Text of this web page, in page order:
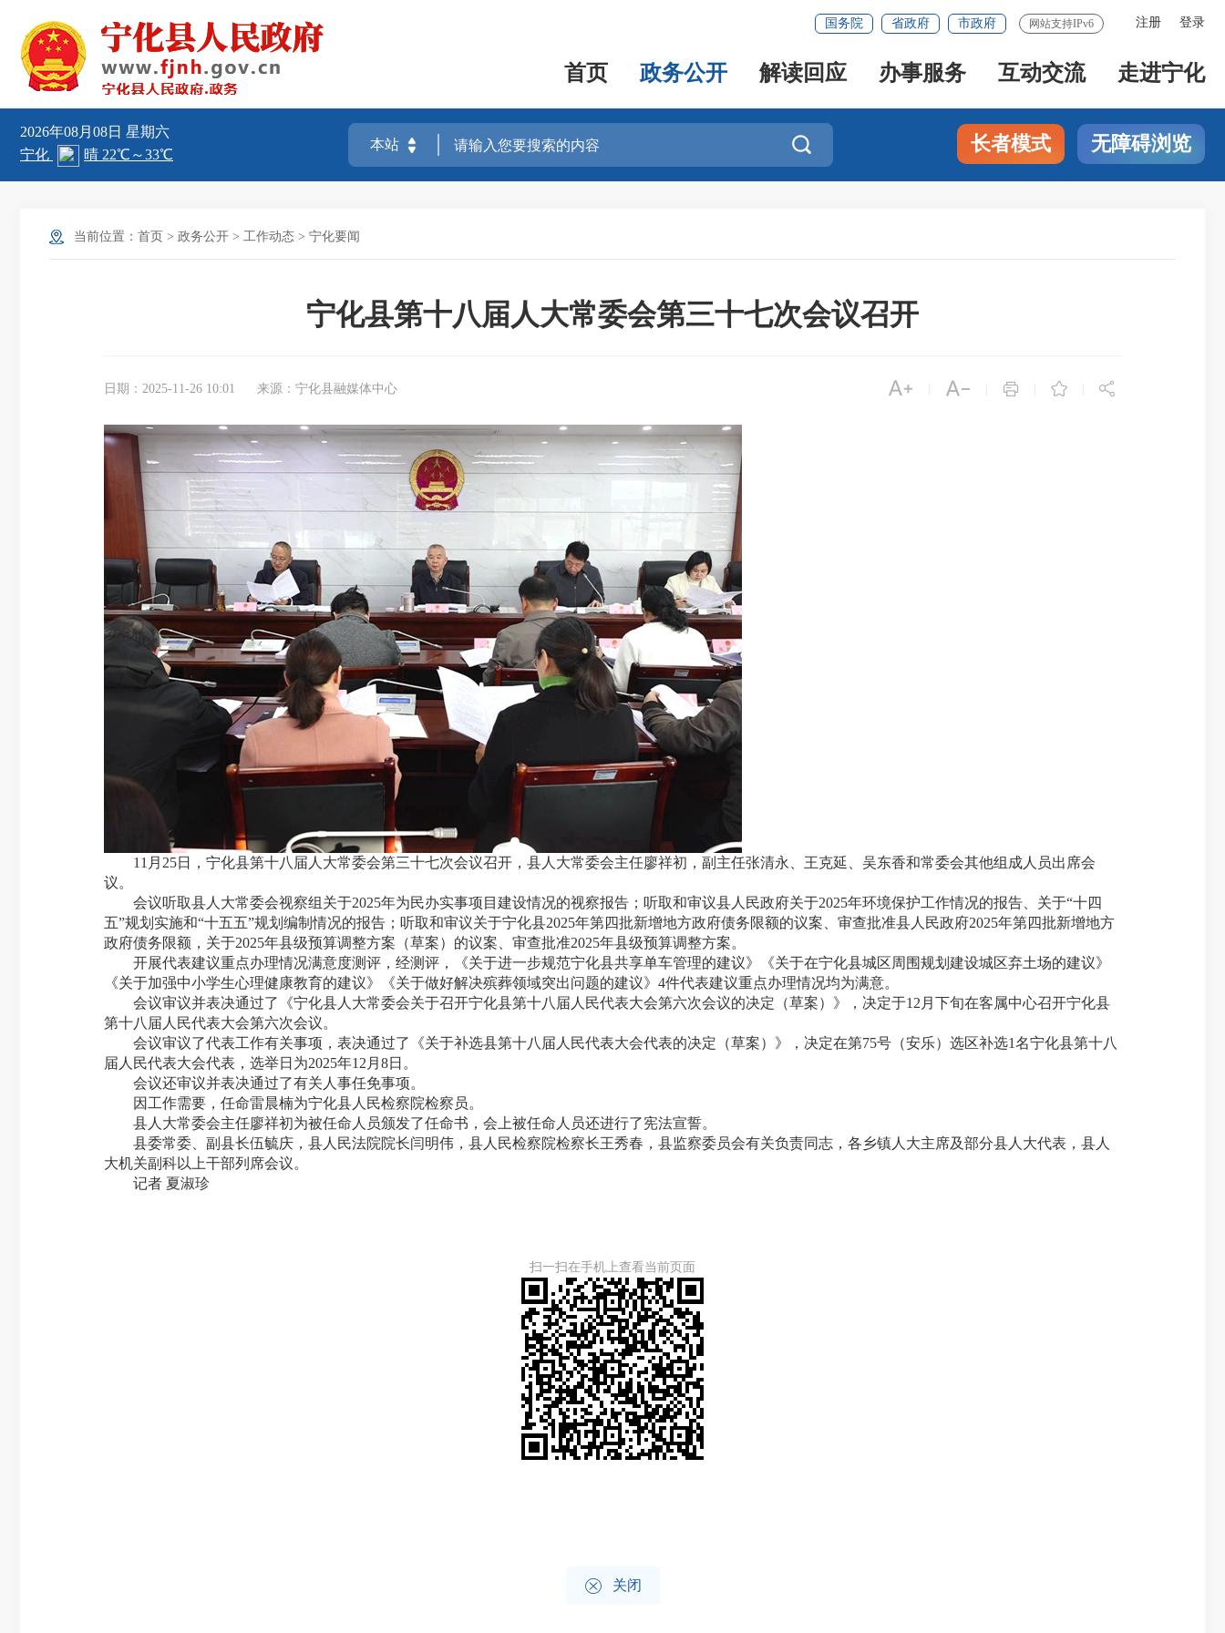
注册 登录
国务院 省政府 市政府 网站支持IPv6
首页 政务公开 解读回应 办事服务 互动交流 走进宁化
2026年08月08日 星期六
 长者模式 无障碍浏览
当前位置： 首页 > 政务公开 > 工作动态 > 宁化要闻
宁化县第十八届人大常委会第三十七次会议召开
日期：2025-11-26 10:01 来源：宁化县融媒体中心     
11月25日，宁化县第十八届人大常委会第三十七次会议召开，县人大常委会主任廖祥初，副主任张清永、王克延、吴东香和常委会其他组成人员出席会
议。
会议听取县人大常委会视察组关于2025年为民办实事项目建设情况的视察报告；听取和审议县人民政府关于2025年环境保护工作情况的报告、关于“十四
五”规划实施和“十五五”规划编制情况的报告；听取和审议关于宁化县2025年第四批新增地方政府债务限额的议案、审查批准县人民政府2025年第四批新增地方
政府债务限额，关于2025年县级预算调整方案（草案）的议案、审查批准2025年县级预算调整方案。
开展代表建议重点办理情况满意度测评，经测评，《关于进一步规范宁化县共享单车管理的建议》《关于在宁化县城区周围规划建设城区弃土场的建议》
《关于加强中小学生心理健康教育的建议》《关于做好解决殡葬领域突出问题的建议》4件代表建议重点办理情况均为满意。
会议审议并表决通过了《宁化县人大常委会关于召开宁化县第十八届人民代表大会第六次会议的决定（草案）》，决定于12月下旬在客属中心召开宁化县
第十八届人民代表大会第六次会议。
会议审议了代表工作有关事项，表决通过了《关于补选县第十八届人民代表大会代表的决定（草案）》，决定在第75号（安乐）选区补选1名宁化县第十八
届人民代表大会代表，选举日为2025年12月8日。
会议还审议并表决通过了有关人事任免事项。
因工作需要，任命雷晨楠为宁化县人民检察院检察员。
县人大常委会主任廖祥初为被任命人员颁发了任命书，会上被任命人员还进行了宪法宣誓。
县委常委、副县长伍毓庆，县人民法院院长闫明伟，县人民检察院检察长王秀春，县监察委员会有关负责同志，各乡镇人大主席及部分县人大代表，县人
大机关副科以上干部列席会议。
记者 夏淑珍
扫一扫在手机上查看当前页面
 关闭